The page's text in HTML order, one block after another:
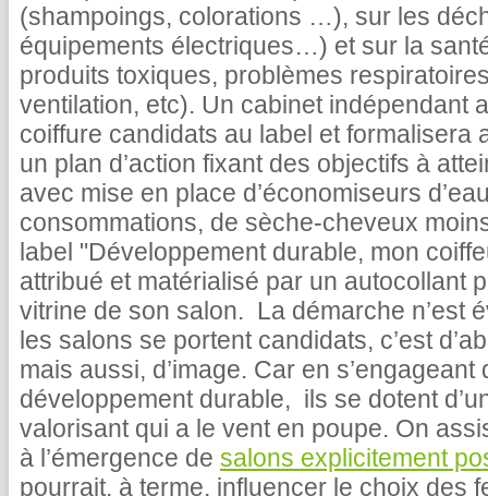
(shampoings, colorations …), sur les
équipements électriques…) et sur la
produits toxiques, problèmes
ventilation, etc). Un cabinet indépendant
coiffure candidats au label et formalisera
un plan d’action fixant des objectifs à
avec mise en place d’économiseurs
consommations, de sèche-cheveux
label "Développement durable, mon
attribué et matérialisé par un autocollant
vitrine de son salon. La démarche n’est
les salons se portent candidats, c’est
mais aussi, d’image. Car en
développement durable, ils se dotent
valorisant qui a le vent en poupe. On
à l’émergence de salons explicitement
pourrait, à terme, influencer le choix des